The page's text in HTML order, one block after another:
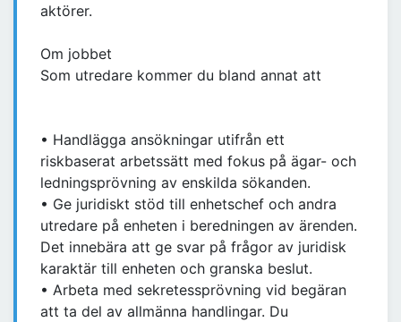
aktörer.
Om jobbet
Som utredare kommer du bland annat att
• Handlägga ansökningar utifrån ett
riskbaserat arbetssätt med fokus på ägar- och
ledningsprövning av enskilda sökanden.
• Ge juridiskt stöd till enhetschef och andra
utredare på enheten i beredningen av ärenden.
Det innebära att ge svar på frågor av juridisk
karaktär till enheten och granska beslut.
• Arbeta med sekretessprövning vid begäran
att ta del av allmänna handlingar. Du